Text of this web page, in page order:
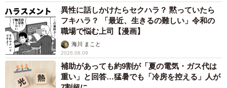
異性に話しかけたらセクハラ？ 黙っていたら
フキハラ？ 「最近、生きるの難しい」令和の
職場で悩む上司【漫画】
海川 まこと
2026.08.09
補助があっても約9割が「夏の電気・ガス代は
重い」と回答…猛暑でも「冷房を控える」人が